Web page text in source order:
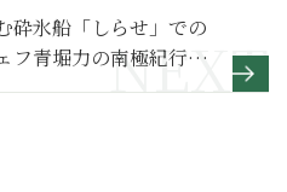
砕氷船「しらせ」での
フ青堀力の南極紀行